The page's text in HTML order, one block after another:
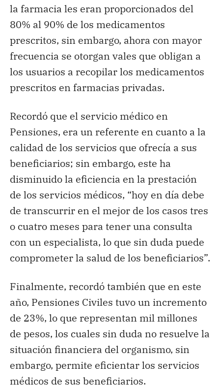
la farmacia les eran proporcionados del
80% al 90% de los medicamentos
prescritos, sin embargo, ahora con mayor
frecuencia se otorgan vales que obligan a
los usuarios a recopilar los medicamentos
prescritos en farmacias privadas.
Recordó que el servicio médico en
Pensiones, era un referente en cuanto a la
calidad de los servicios que ofrecía a sus
beneficiarios; sin embargo, este ha
disminuido la eficiencia en la prestación
de los servicios médicos, “hoy en día debe
de transcurrir en el mejor de los casos tres
o cuatro meses para tener una consulta
con un especialista, lo que sin duda puede
comprometer la salud de los beneficiarios”.
Finalmente, recordó también que en este
año, Pensiones Civiles tuvo un incremento
de 23%, lo que representan mil millones
de pesos, los cuales sin duda no resuelve la
situación financiera del organismo, sin
embargo, permite eficientar los servicios
médicos de sus beneficiarios.